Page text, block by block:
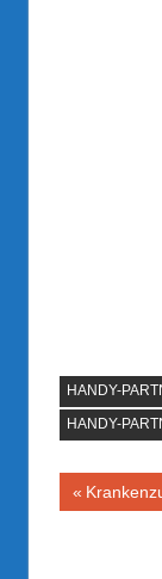
HANDY-
HANDY-
Vorheriger